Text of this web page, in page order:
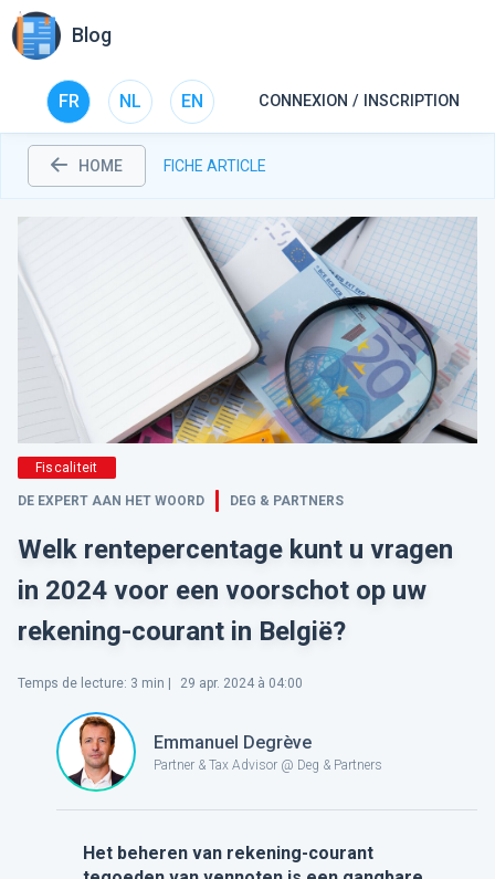
Blog
FR NL EN CONNEXION / INSCRIPTION
HOME FICHE ARTICLE
Fiscaliteit
DE EXPERT AAN HET WOORD DEG & PARTNERS
Welk rentepercentage kunt u vragen
in 2024 voor een voorschot op uw
rekening-courant in België?
Temps de lecture: 3 min | 29 apr. 2024 à 04:00
Emmanuel Degrève
Partner & Tax Advisor @ Deg & Partners
Het beheren van rekening-courant